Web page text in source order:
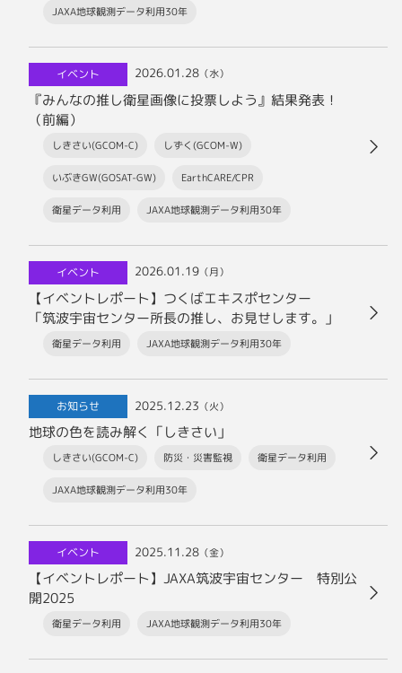
JAXA地球観測データ利用30年
イベント 2026.01.28 （水）
『みんなの推し衛星画像に投票しよう』結果発表！
（前編）
しきさい(GCOM-C) しずく(GCOM-W)
いぶきGW(GOSAT-GW) EarthCARE/CPR
衛星データ利用 JAXA地球観測データ利用30年
イベント 2026.01.19 （月）
【イベントレポート】つくばエキスポセンター
「筑波宇宙センター所長の推し、お見せします。」
衛星データ利用 JAXA地球観測データ利用30年
お知らせ 2025.12.23 （火）
地球の色を読み解く「しきさい」
しきさい(GCOM-C) 防災・災害監視 衛星データ利用
JAXA地球観測データ利用30年
イベント 2025.11.28 （金）
【イベントレポート】JAXA筑波宇宙センター 特別公
開2025
衛星データ利用 JAXA地球観測データ利用30年